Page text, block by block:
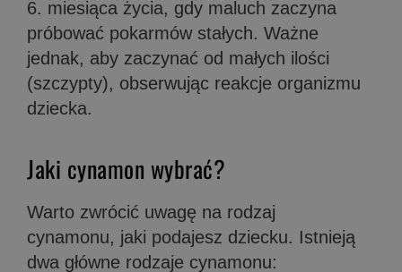
6. miesiąca życia, gdy maluch zaczyna
próbować pokarmów stałych. Ważne
jednak, aby zaczynać od małych ilości
(szczypty), obserwując reakcje organizmu
dziecka.
Jaki cynamon wybrać?
Warto zwrócić uwagę na rodzaj
cynamonu, jaki podajesz dziecku. Istnieją
dwa główne rodzaje cynamonu: